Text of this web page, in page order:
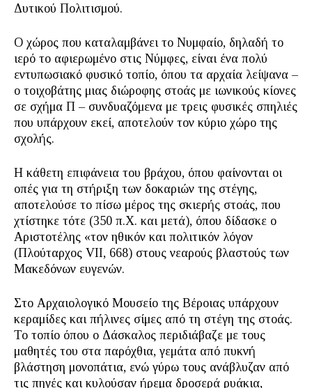
Δυτικού Πολιτισμού.
Ο χώρος που καταλαμβάνει το Νυμφαίο, δηλαδή το
ιερό το αφιερωμένο στις Νύμφες, είναι ένα πολύ
εντυπωσιακό φυσικό τοπίο, όπου τα αρχαία λείψανα –
ο τοιχοβάτης μιας διώροφης στοάς με ιωνικούς κίονες
σε σχήμα Π – συνδυαζόμενα με τρεις φυσικές σπηλιές
που υπάρχουν εκεί, αποτελούν τον κύριο χώρο της
σχολής.
Η κάθετη επιφάνεια του βράχου, όπου φαίνονται οι
οπές για τη στήριξη των δοκαριών της στέγης,
αποτελούσε το πίσω μέρος της σκιερής στοάς, που
χτίστηκε τότε (350 π.Χ. και μετά), όπου δίδασκε ο
Αριστοτέλης «τον ηθικόν και πολιτικόν λόγον
(Πλούταρχος VII, 668) στους νεαρούς βλαστούς των
Μακεδόνων ευγενών.
Στο Αρχαιολογικό Μουσείο της Βέροιας υπάρχουν
κεραμίδες και πήλινες σίμες από τη στέγη της στοάς.
Το τοπίο όπου ο Δάσκαλος περιδιάβαζε με τους
μαθητές του στα παρόχθια, γεμάτα από πυκνή
βλάστηση μονοπάτια, ενώ γύρω τους ανάβλυζαν από
τις πηγές και κυλούσαν ήρεμα δροσερά ρυάκια,